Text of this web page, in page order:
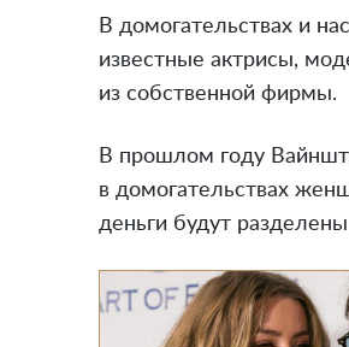
В домогательствах и
известные актрисы,
из собственной фирмы.
В прошлом году
в домогательствах
деньги будут